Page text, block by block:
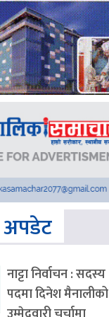
अपडेट
नाट्टा निर्वाचन : सदस्य
पदमा दिनेश मैनालीको